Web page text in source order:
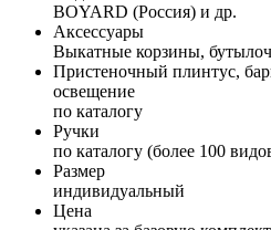
BOYARD (Россия) и др.
Аксессуары
Выкатные корзины,
Пристеночный плинтус,
освещение
по каталогу
Ручки
по каталогу (более 100
Размер
индивидуальный
Цена